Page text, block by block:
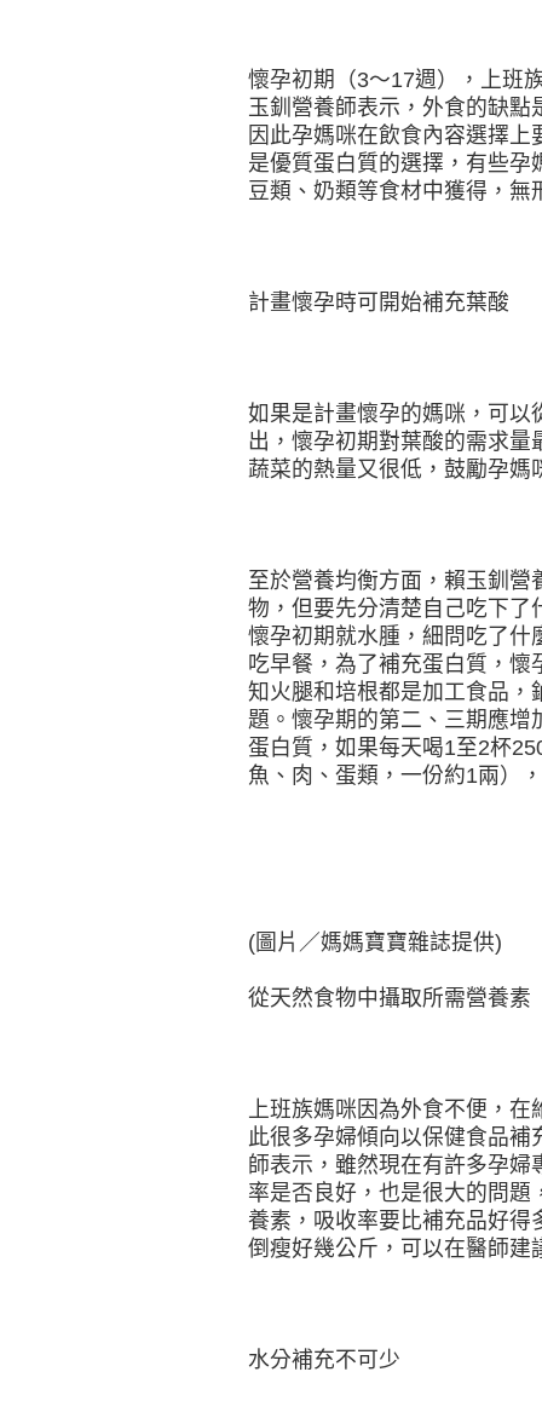
懷孕初期（3～17週），上班
玉釧營養師表示，外食的缺
因此孕媽咪在飲食內容選擇
是優質蛋白質的選擇，有些
豆類、奶類等食材中獲得，無
計畫懷孕時可開始補充葉酸
如果是計畫懷孕的媽咪，可以
出，懷孕初期對葉酸的需求
蔬菜的熱量又很低，鼓勵孕媽
至於營養均衡方面，賴玉釧
物，但要先分清楚自己吃下了
懷孕初期就水腫，細問吃了什
吃早餐，為了補充蛋白質，
知火腿和培根都是加工食品，
題。懷孕期的第二、三期應增
蛋白質，如果每天喝1至2杯
魚、肉、蛋類，一份約1兩）
(圖片／媽媽寶寶雜誌提供)
從天然食物中攝取所需營養素
上班族媽咪因為外食不便，
此很多孕婦傾向以保健食品
師表示，雖然現在有許多孕
率是否良好，也是很大的問
養素，吸收率要比補充品好得
倒瘦好幾公斤，可以在醫師建
水分補充不可少